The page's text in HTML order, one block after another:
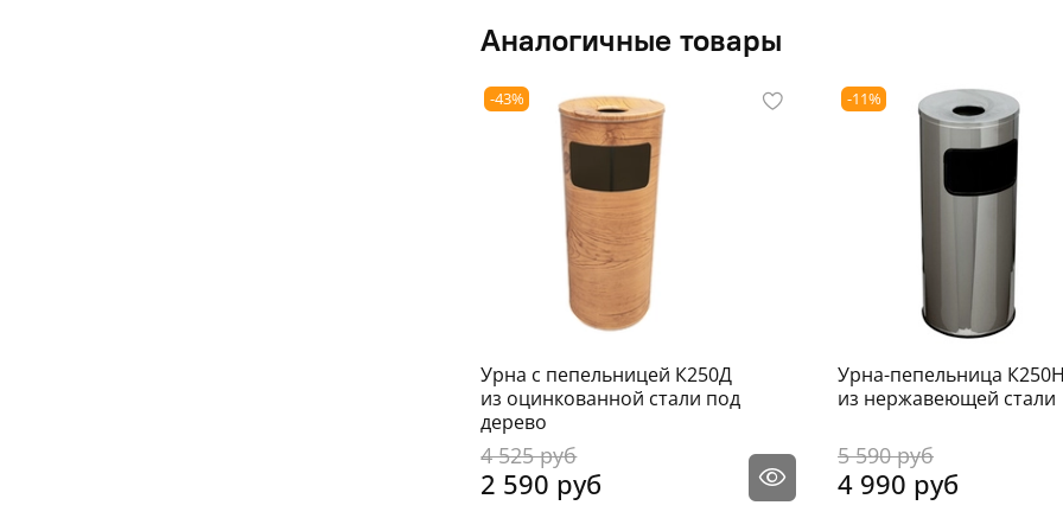
Аналогичные товары
-43%
Урна с пепельницей К250Д
из оцинкованной стали под
дерево
4 525 руб
2 590 руб
-11%
Урна-пепельница
из нержавеющей стали
5 590 руб
4 990 руб